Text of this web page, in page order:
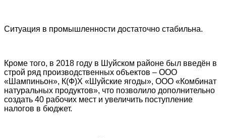
Ситуация в промышленности достаточно стабильна.
Кроме того, в 2018 году в Шуйском районе был введён в
строй ряд производственных объектов – ООО
«Шампиньон», К(Ф)Х «Шуйские ягоды», ООО «Комбинат
натуральных продуктов», что позволило дополнительно
создать 40 рабочих мест и увеличить поступление
налогов в бюджет.